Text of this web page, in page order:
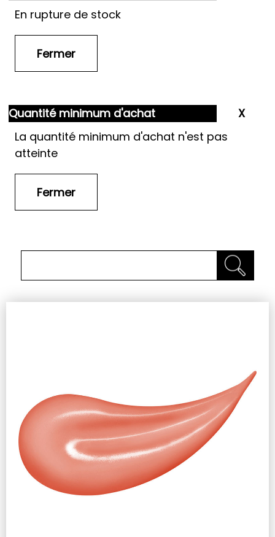
En rupture de stock
Quantité minimum d'achat
La quantité minimum d'achat n'est pas
atteinte